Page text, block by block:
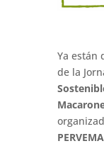
Ya están
de la